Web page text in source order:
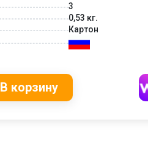
3
0,53 кг.
Картон
В корзину